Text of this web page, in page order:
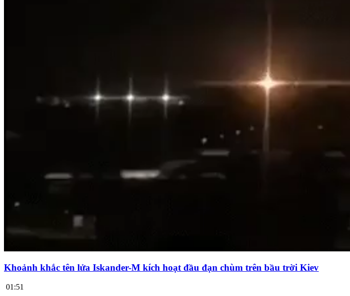
Khoảnh khắc tên lửa Iskander-M kích hoạt đầu đạn chùm trên bầu trời Kiev
01:51